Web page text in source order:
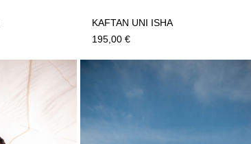
KAFTAN UNI ISHA
195,00€